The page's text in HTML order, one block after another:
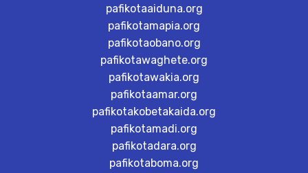
pafikotaaiduna.org
pafikotamapia.org
pafikotaobano.org
pafikotawaghete.org
pafikotawakia.org
pafikotaamar.org
pafikotakobetakaida.org
pafikotamadi.org
pafikotadara.org
pafikotaboma.org